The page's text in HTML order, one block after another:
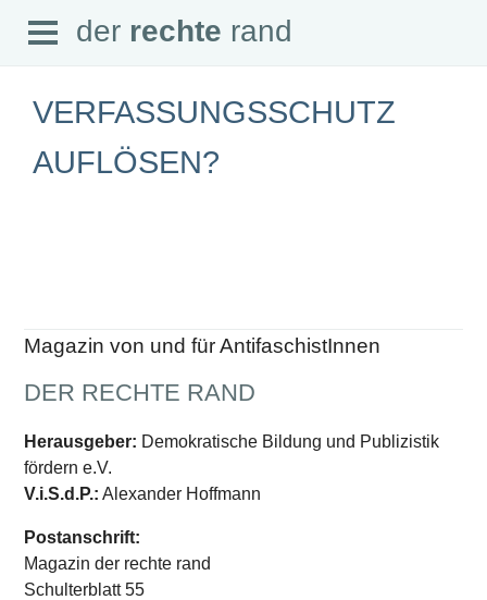
der rechte rand
Abonnement
Downloads
Datenschutz
SCHWERPUNKTE
Schwerpunkte Übersicht
Schwerpunkt AFD-Verbot
Schwerpunkt »Identitäre Bewegung«
Schwerpunkt »Reichsbürger«
Schwerpunkt NPD
Open
Menu
der rechte rand
VERFASSUNGSSCHUTZ
AUFLÖSEN?
Magazin von und für AntifaschistInnen
DER RECHTE RAND
Herausgeber: Demokratische Bildung und Publizistik
fördern e.V.
V.i.S.d.P.: Alexander Hoffmann
Postanschrift:
Magazin der rechte rand
Schulterblatt 55